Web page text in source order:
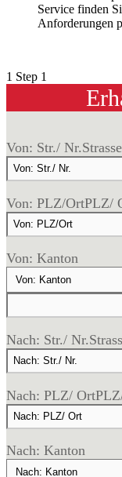
Service finden
Anforderungen
1 Step 1
Von: Str./ Nr.
Von: PLZ/OrtPLZ/
Von: Kanton
Nach: Str./ Nr.
Nach: PLZ/ Ort
Nach: Kanton